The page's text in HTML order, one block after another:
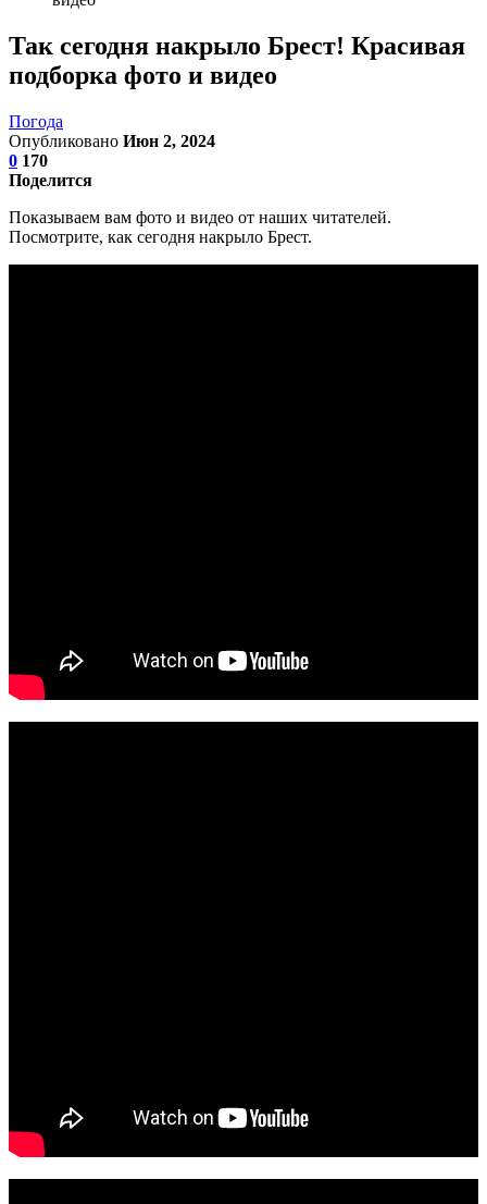
Так сегодня накрыло Брест! Красивая
подборка фото и видео
Погода
Опубликовано Июн 2, 2024
0 170
Поделится
Показываем вам фото и видео от наших читателей.
Посмотрите, как сегодня накрыло Брест.